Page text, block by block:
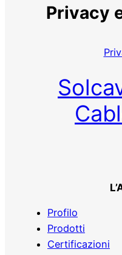
Privacy
Profilo
Prodotti
Certificazioni